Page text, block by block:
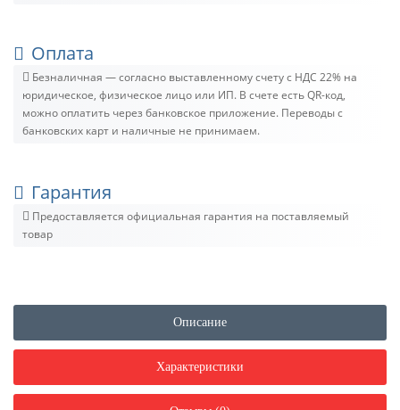
Оплата
Безналичная — согласно выставленному счету c НДС 22% на
юридическое, физическое лицо или ИП. В счете есть QR-код,
можно оплатить через банковское приложение. Переводы с
банковских карт и наличные не принимаем.
Гарантия
Предоставляется официальная гарантия на поставляемый
товар
Описание
Характеристики